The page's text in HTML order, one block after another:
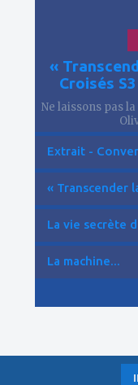
«
Croisés
Ne laissons pas
Extrait -
« Transcender
La vie secrète
La machine...